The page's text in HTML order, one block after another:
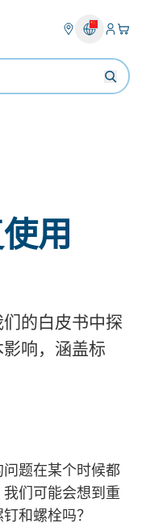
登入
您
用
的白皮书中探
响，涵盖标
题在某个时候都
们可能会想到重
和螺栓吗？